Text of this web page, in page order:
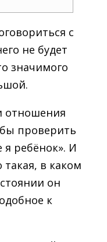
с
не будет
значимого
отношения
проверить
я ребёнок». И
в каком
он
к